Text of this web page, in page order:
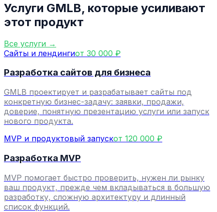
Услуги GMLB, которые усиливают
этот продукт
Все услуги →
Сайты и лендингиот 30 000 ₽
Разработка сайтов для бизнеса
GMLB проектирует и разрабатывает сайты под
конкретную бизнес-задачу: заявки, продажи,
доверие, понятную презентацию услуги или запуск
нового продукта.
MVP и продуктовый запускот 120 000 ₽
Разработка MVP
MVP помогает быстро проверить, нужен ли рынку
ваш продукт, прежде чем вкладываться в большую
разработку, сложную архитектуру и длинный
список функций.